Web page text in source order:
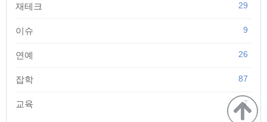
재테크 29
이슈 9
연예 26
잡학 87
교육 7